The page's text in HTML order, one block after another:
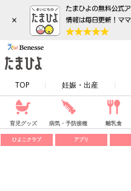
×
TOP 妊娠・出産
育児グッズ 病気・予防接種 離乳食
ひよこクラブ アプリ